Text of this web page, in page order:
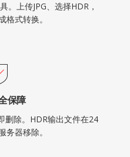
。上传JPG、选择HDR，
格式转换。
保障
删除。HDR输出文件在24
务器移除。